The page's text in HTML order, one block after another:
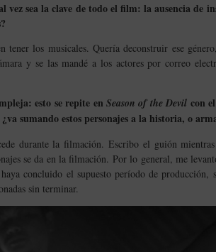
sea la clave de todo el film: la ausencia de
los musicales. Quería deconstruir ese
y se las mandé a los actores por correo
esto se repite en Season of the Devil con
sumando estos personajes a la historia, o
durante la filmación. Escribo el guión
se da en la filmación. Por lo general, me
concluido el supuesto período de
sin terminar.